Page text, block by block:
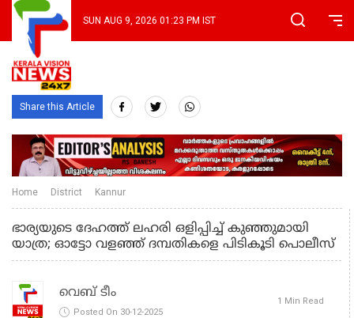
SUN AUG 9, 2026 01:23 PM IST
Share this Article
Home District Kannur
ഭാര്യയുടെ ദേഹത്ത് ലഹരി ഒളിപ്പിച്ച് കുഞ്ഞുമായി
യാത്ര; ഓട്ടോ വളഞ്ഞ് ദമ്പതികളെ പിടികൂടി പൊലീസ്
വെബ് ടീം
Posted On 30-12-2025
1 Min Read